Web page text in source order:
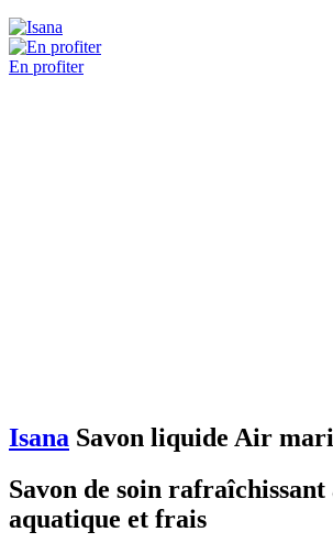
En profiter
Isana Savon liquide Air
Savon de soin
aquatique et frais